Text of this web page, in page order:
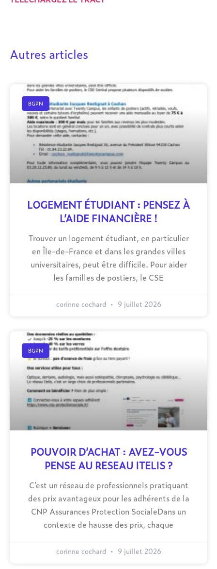
Autres articles
BGPN
LOGEMENT ÉTUDIANT : PENSEZ À
L’AIDE FINANCIÈRE !
Trouver un logement étudiant, en particulier
en Île-de-France et dans les grandes villes
universitaires, peut être difficile. Pour aider
les familles de postiers, le CSE
corinne cochard 9 juillet 2026
BGPN
POUVOIR D’ACHAT : AVEZ-VOUS
PENSE AU RESEAU ITELIS ?
C’est un réseau de professionnels pratiquant
des prix avantageux pour les adhérents de la
CNP Assurances Protection SocialeDans un
contexte de hausse des prix, chaque
corinne cochard 9 juillet 2026